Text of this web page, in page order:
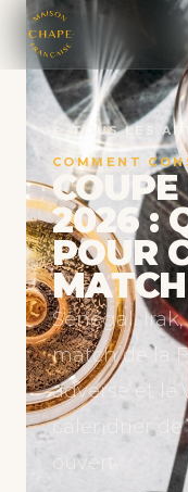
← TOUS LES
COMMENT
2026 :
POUR
Sénégal,
match de la
adverse et le
calendrier
ouvert.